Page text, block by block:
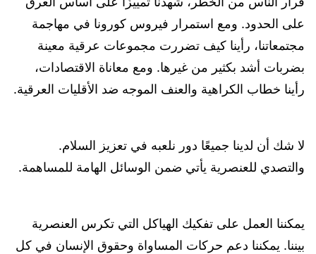
على الحدود. ومع استمرار فيروس كورونا في مهاجمة
مجتمعاتنا، رأينا كيف تضررت مجموعات عرقية معينة
بضربات أشد بكثير من غيرها. ومع معاناة الاقتصادات،
رأينا خطاب الكراهية والعنف الموجه ضد الأقليات العرقية.
لا شك أن لدينا جميعًا دور نلعبه في تعزيز السلام.
والتصدي للعنصرية يأتي ضمن الوسائل الهامة للمساهمة.
يمكننا العمل على تفكيك الهياكل التي تكرس العنصرية
بيننا. يمكننا دعم حركات المساواة وحقوق الإنسان في كل